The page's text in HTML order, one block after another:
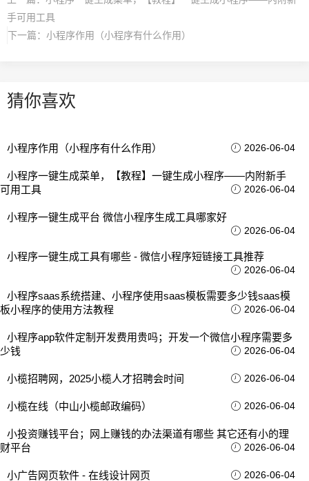
手可用工具
下一篇： 小程序作用（小程序有什么作用）
猜你喜欢
小程序作用（小程序有什么作用） 2026-06-04
小程序一键生成菜单，【教程】一键生成小程序——内附新手
可用工具
2026-06-04
小程序一键生成平台 微信小程序生成工具哪家好
2026-06-04
小程序一键生成工具有哪些 - 微信小程序短链接工具推荐
2026-06-04
小程序saas系统搭建、小程序使用saas模板需要多少钱saas模
板小程序的使用方法教程
2026-06-04
小程序app软件定制开发费用贵吗；开发一个微信小程序需要多
少钱
2026-06-04
小榄招聘网，2025小榄人才招聘会时间 2026-06-04
小榄在线（中山小榄邮政编码） 2026-06-04
小投资赚钱平台；网上赚钱的办法渠道有哪些 其它还有小的理
财平台
2026-06-04
小广告网页软件 - 在线设计网页 2026-06-04